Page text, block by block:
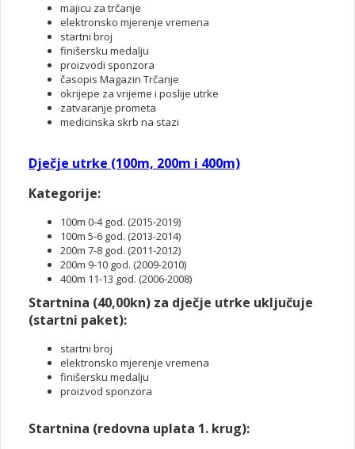
majicu za trčanje
elektronsko mjerenje vremena
startni broj
finišersku medalju
proizvodi sponzora
časopis Magazin Trčanje
okrijepe za vrijeme i poslije utrke
zatvaranje prometa
medicinska skrb na stazi
Dječje utrke (100m, 200m i 400m)
Kategorije:
100m 0-4 god. (2015-2019)
100m 5-6 god. (2013-2014)
200m 7-8 god. (2011-2012)
200m 9-10 god. (2009-2010)
400m 11-13 god. (2006-2008)
Startnina (40,00kn) za dječje utrke uključuje
(startni paket):
startni broj
elektronsko mjerenje vremena
finišersku medalju
proizvod sponzora
Startnina (redovna uplata 1. krug):